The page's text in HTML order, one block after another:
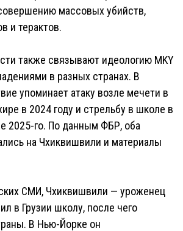
массовых убийств,
и терактов.
также связывают идеологию MKY
в разных странах. В
упоминает атаку возле мечети в
в 2024 году и стрельбу в школе в
2025-го. По данным ФБР, оба
на Чхиквишвили и материалы
СМИ, Чхиквишвили — уроженец
в Грузии школу, после чего
В Нью-Йорке он